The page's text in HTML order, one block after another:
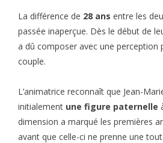
La différence de 28 ans entre les
passée inaperçue. Dès le début de
a dû composer avec une perception
couple.
L’animatrice reconnaît que Jean-
initialement une figure paternelle
dimension a marqué les premières
avant que celle-ci ne prenne une